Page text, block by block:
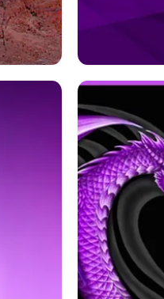
海洋 紫の テクノロジ
オペレーテ
ウィンドウ